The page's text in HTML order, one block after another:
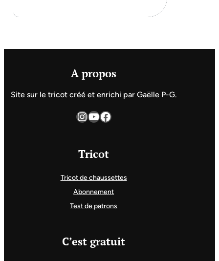
A propos
Site sur le tricot créé et enrichi par Gaëlle P-G.
InstagramYouTube Facebook
Tricot
Tricot de chaussettes
Abonnement
Test de patrons
C’est gratuit